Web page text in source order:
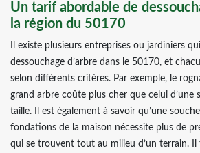
Un tarif abordable de
la région du 50170
Il existe plusieurs entreprises ou jardiniers
dessouchage d’arbre dans le 50170, et
selon différents critères. Par exemple, le
grand arbre coûte plus cher que celui d’une
taille. Il est également à savoir qu’une
fondations de la maison nécessite plus de
qui se trouvent tout au milieu d’un terrain. Il